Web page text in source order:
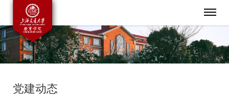
党建动态